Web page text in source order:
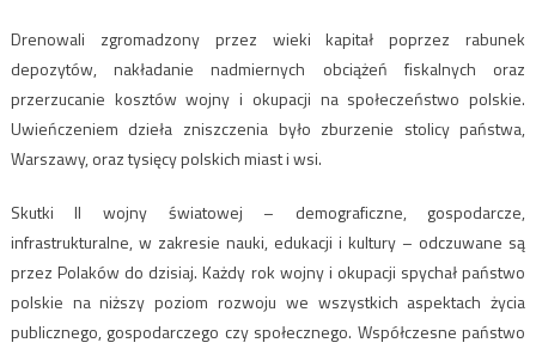
Drenowali zgromadzony przez wieki kapitał poprzez rabunek
depozytów, nakładanie nadmiernych obciążeń fiskalnych oraz
przerzucanie kosztów wojny i okupacji na społeczeństwo polskie.
Uwieńczeniem dzieła zniszczenia było zburzenie stolicy państwa,
Warszawy, oraz tysięcy polskich miast i wsi.
Skutki II wojny światowej – demograficzne, gospodarcze,
infrastrukturalne, w zakresie nauki, edukacji i kultury – odczuwane są
przez Polaków do dzisiaj. Każdy rok wojny i okupacji spychał państwo
polskie na niższy poziom rozwoju we wszystkich aspektach życia
publicznego, gospodarczego czy społecznego. Współczesne państwo